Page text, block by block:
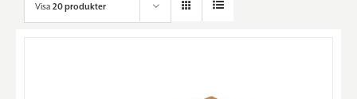
Visa 20 produkter